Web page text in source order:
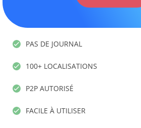
PAS DE JOURNAL
100+ LOCALISATIONS
P2P AUTORISÉ
FACILE À UTILISER